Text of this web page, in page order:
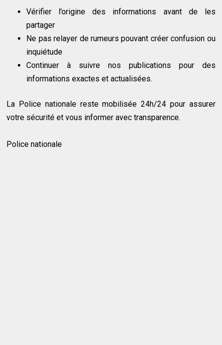
Vérifier l’origine des informations avant de les
partager
Ne pas relayer de rumeurs pouvant créer confusion ou
inquiétude
Continuer à suivre nos publications pour des
informations exactes et actualisées.
La Police nationale reste mobilisée 24h/24 pour assurer
votre sécurité et vous informer avec transparence.
Police nationale